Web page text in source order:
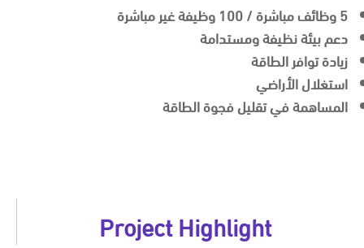
5 وظائف مباشرة / 100 وظيفة غير مباشرة
دعم بيئة نظيفة ومستدامة
زيادة توافر الطاقة
استغلال الأراضي
المساهمة في تقليل فجوة الطاقة
Project Highlight